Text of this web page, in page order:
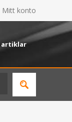
Mitt konto
artiklar